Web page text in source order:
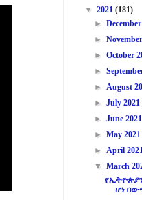
▼ 2021 (181)
►
►
►October
►
►August
►July 2021
►June
►May
►April
▼March
ሆነ